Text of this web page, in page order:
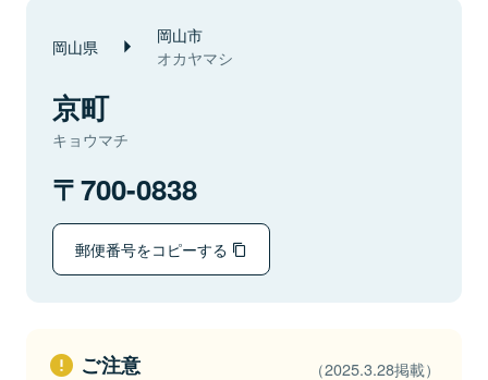
岡山県 岡山市
オカヤマシ
京町
キョウマチ
700-0838
郵便番号をコピーする
ご注意 （2025.3.28掲載）